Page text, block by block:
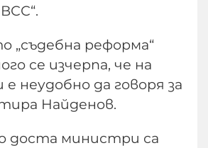
„съдебна реформа“
се изчерпа, че на
неудобно да говоря за
Найденов.
доста министри са